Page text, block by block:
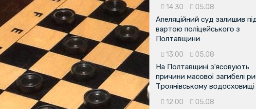
14:30 05.08
Апеляційний суд залишив
вартою поліцейського з
Полтавщини
13:00 05.08
На Полтавщині з'ясовують
причини масової загибелі
Троянівському водосховищі
12:00 05.08